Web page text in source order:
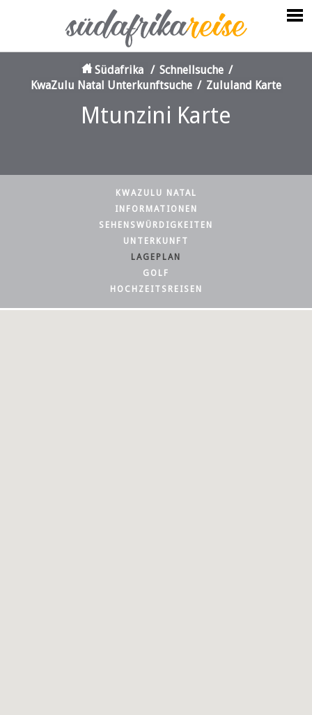
Mtunzini Karte
Südafrika / Schnellsuche /
KwaZulu Natal Unterkunftsuche / Zululand Karte
KWAZULU NATAL
INFORMATIONEN
SEHENSWÜRDIGKEITEN
UNTERKUNFT
LAGEPLAN
GOLF
HOCHZEITSREISEN